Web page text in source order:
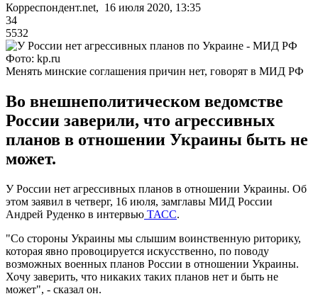
Корреспондент.net, 16 июля 2020, 13:35
34
5532
Фото: kp.ru
Менять минские соглашения причин нет, говорят в МИД РФ
Во внешнеполитическом ведомстве
России заверили, что агрессивных
планов в отношении Украины быть не
может.
У России нет агрессивных планов в отношении Украины. Об
этом заявил в четверг, 16 июля, замглавы МИД России
Андрей Руденко в интервью ТАСС.
"Со стороны Украины мы слышим воинственную риторику,
которая явно провоцируется искусственно, по поводу
возможных военных планов России в отношении Украины.
Хочу заверить, что никаких таких планов нет и быть не
может", - сказал он.